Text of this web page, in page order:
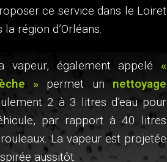
ce service dans le Loiret
région d’Orléans.
également appelé «
»permet un nettoyage
2 à 3 litres d’eau pour
par rapport à 40 litres
La vapeur est projetée
aussitôt.